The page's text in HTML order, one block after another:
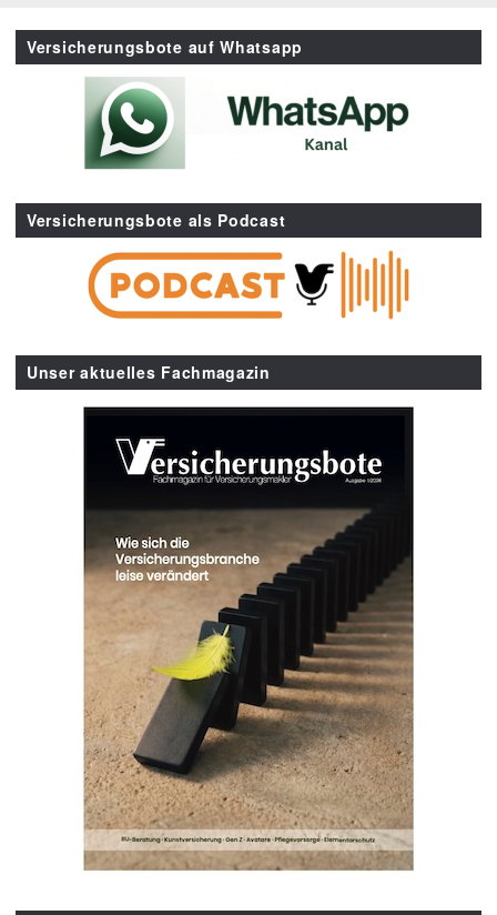
Versicherungsbote auf Whatsapp
Versicherungsbote als Podcast
Unser aktuelles Fachmagazin